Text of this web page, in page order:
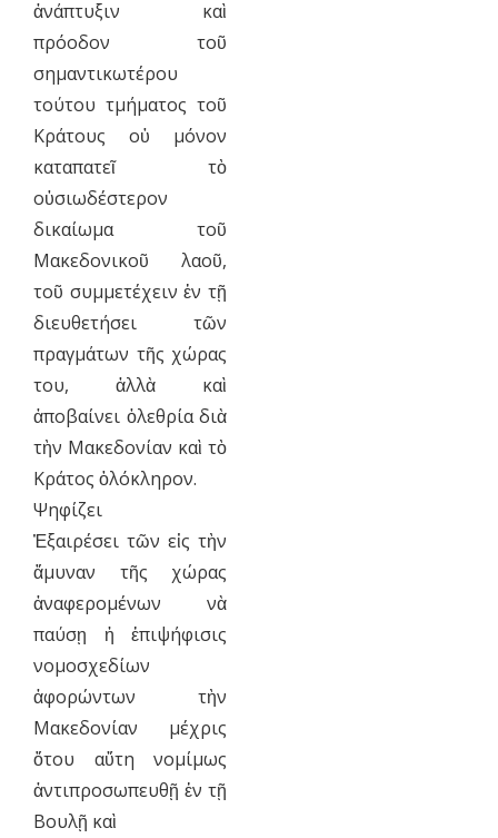
ἀνάπτυξιν καὶ
πρόοδον τοῦ
σημαντικωτέρου
τούτου τμήματος τοῦ
Κράτους οὐ μόνον
καταπατεῖ τὸ
οὐσιωδέστερον
δικαίωμα τοῦ
Μακεδονικοῦ λαοῦ,
τοῦ συμμετέχειν ἐν τῇ
διευθετήσει τῶν
πραγμάτων τῆς χώρας
του, ἀλλὰ καὶ
ἀποβαίνει ὀλεθρία διὰ
τὴν Μακεδονίαν καὶ τὸ
Κράτος ὁλόκληρον.
Ψηφίζει
Ἐξαιρέσει τῶν εἰς τὴν
ἄμυναν τῆς χώρας
ἀναφερομένων νὰ
παύσῃ ἡ ἐπιψήφισις
νομοσχεδίων
ἀφορώντων τὴν
Μακεδονίαν μέχρις
ὅτου αὕτη νομίμως
ἀντιπροσωπευθῇ ἐν τῇ
Βουλῇ καὶ